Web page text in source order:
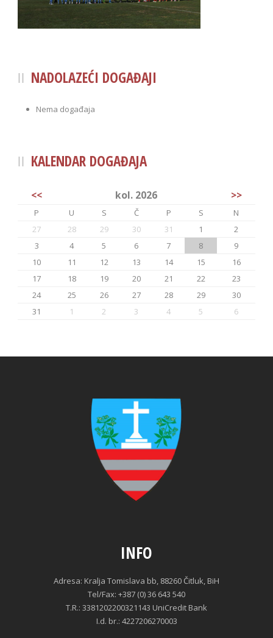
NADOLAZEĆI DOGAĐAJI
Nema događaja
KALENDAR DOGAĐAJA
<< kol. 2026 >>
P U S Č P S
N
27
28 29 30 31 1
2
3
4 5 6 7 8
9
10
11 12 13 14 15
16
17
18 19 20 21 22
23
24
25 26 27 28 29
30
31
1 2 3 4 5 6
INFO
Adresa: Kralja Tomislava bb, 88260 Čitluk, BiH
Tel/Fax: +387 (0) 36 643 540
T.R.: 3381202200321143 UniCredit Bank
I.d. br.: 4227206270003